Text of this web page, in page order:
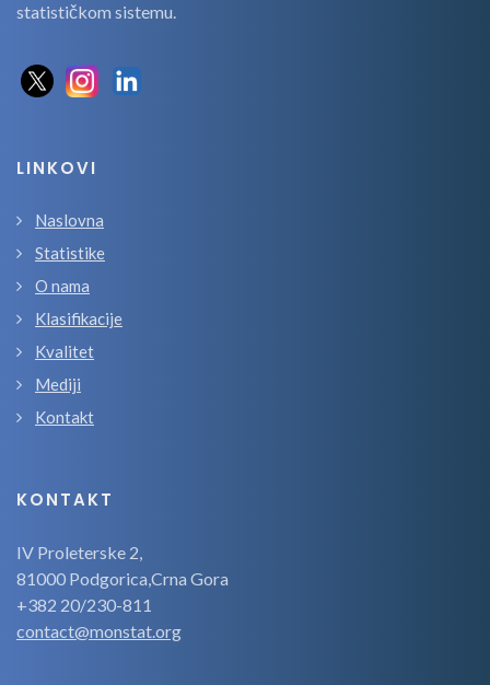
statističkom sistemu.
LINKOVI
Naslovna
Statistike
O nama
Klasifikacije
Kvalitet
Mediji
Kontakt
KONTAKT
IV Proleterske 2,
81000 Podgorica,Crna Gora
+382 20/230-811
contact@monstat.org